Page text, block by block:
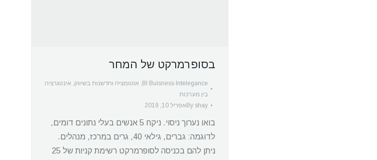
בסופרמרקט של המחר
BI Buisness Intelegance
, אוטומציה וחדשנות בשיווק, אינטגרציה
בין מערכות
By shay אפריל 10, 2019
בואו נערוך ניסוי. ניקח 5 אנשים בעלי נתונים דומים,
לדוגמה: גברים, גילאי 40, גרים במרכז, מנהלים.
ניתן להם בכניסה לסופרמרקט רשימת קניות של 25